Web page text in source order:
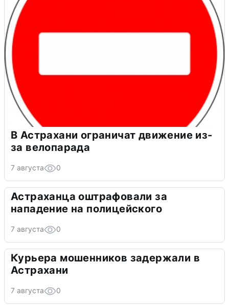
В Астрахани ограничат движение из-
за велопарада
7 августа 0
Астраханца оштрафовали за
нападение на полицейского
7 августа 0
Курьера мошенников задержали в
Астрахани
7 августа 0